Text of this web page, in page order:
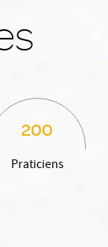
200
Praticiens